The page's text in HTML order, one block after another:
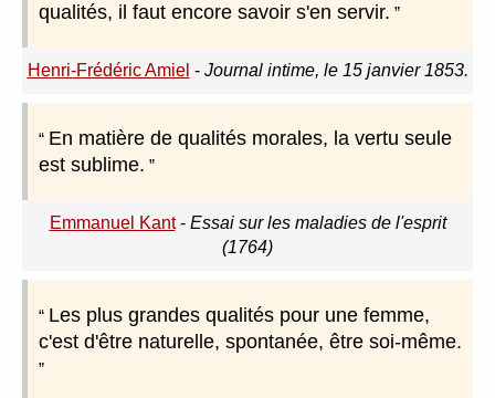
qualités, il faut encore savoir s'en servir.
Henri-Frédéric Amiel - Journal intime, le 15 janvier 1853.
En matière de qualités morales, la vertu seule
est sublime.
Emmanuel Kant- Essai sur les maladies de l'esprit
(1764)
Les plus grandes qualités pour une femme,
c'est d'être naturelle, spontanée, être soi-même.